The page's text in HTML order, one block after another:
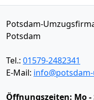
Potsdam-
Potsdam
Tel.: 01579-2482341
E-Mail:
Öffnungszeiten: Mo -